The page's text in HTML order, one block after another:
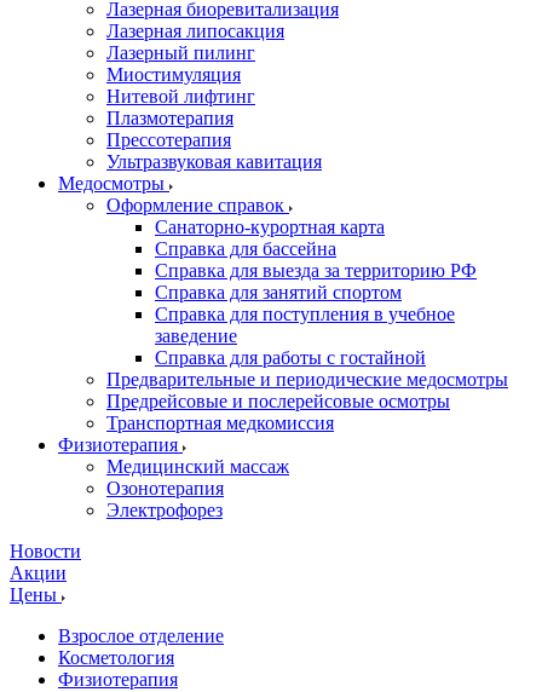
Лазерная биоревитализация
Лазерная липосакция
Лазерный пилинг
Миостимуляция
Нитевой лифтинг
Плазмотерапия
Прессотерапия
Ультразвуковая кавитация
Медосмотры
Оформление справок
Санаторно-курортная карта
Справка для бассейна
Справка для выезда за территорию РФ
Справка для занятий спортом
Справка для поступления в учебное
заведение
Справка для работы с гостайной
Предварительные и периодические медосмотры
Предрейсовые и послерейсовые осмотры
Транспортная медкомиссия
Физиотерапия
Медицинский массаж
Озонотерапия
Электрофорез
Новости
Акции
Цены
Взрослое отделение
Косметология
Физиотерапия